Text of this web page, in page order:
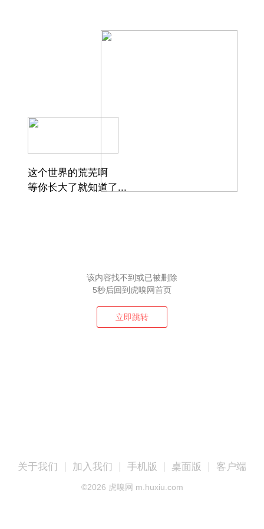
这个世界的荒芜啊
等你长大了就知道了...
该内容找不到或已被删除
5秒后回到虎嗅网首页
立即跳转
关于我们 加入我们 手机版 桌面版 客户端
©2026 虎嗅网 m.huxiu.com